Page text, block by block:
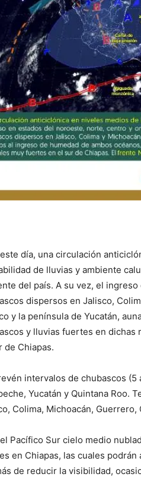
día, una circulación
de lluvias y ambiente
del país. A su vez, el
dispersos en Jalisco,
y la península de Yucatán,
y lluvias fuertes en
de Chiapas.
intervalos de chubascos (5
Yucatán y Quintana Roo.
Colima, Michoacán, Guerrero,
Pacífico Sur cielo medio
en Chiapas, las cuales
de reducir la visibilidad,